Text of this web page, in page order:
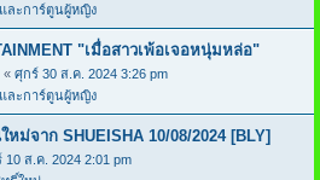
ละการ์ตูนผู้หญิง
"เมื่อสาวเพ้อเจอหนุ่มหล่อ"
« ศุกร์ 30 ส.ค. 2024 3:26 pm
ละการ์ตูนผู้หญิง
ม่จาก SHUEISHA 10/08/2024 [BLY]
10 ส.ค. 2024 2:01 pm